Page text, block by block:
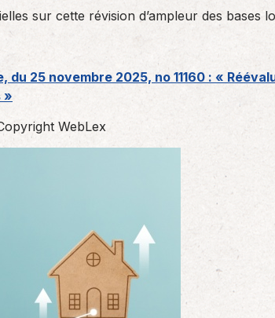
sur cette révision d’ampleur des bases
25 novembre 2025, no 11160 : «
»
WebLex